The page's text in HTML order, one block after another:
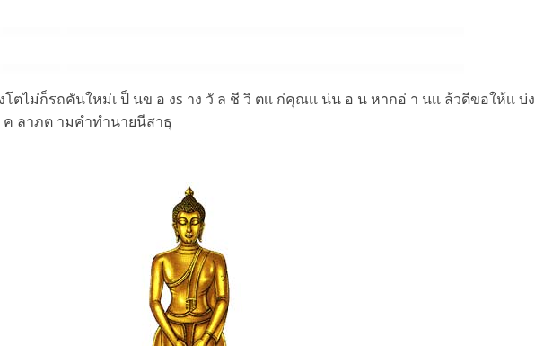
ไม่ก็รถคันใหม่เ ป็ นข อ งs าง วั ล ชี วิ ตเเ ก่คุณเเ น่น อ น หากอ่ า นเเ ล้วดีขอให้เเ บ่ง
ค ลาภต ามคำทำนายนีสาธุ